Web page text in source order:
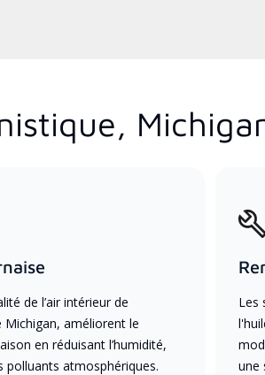
de l’air intérieur de
Michigan, améliorent le
en réduisant l’humidité,
polluants atmosphériques.
Les
une